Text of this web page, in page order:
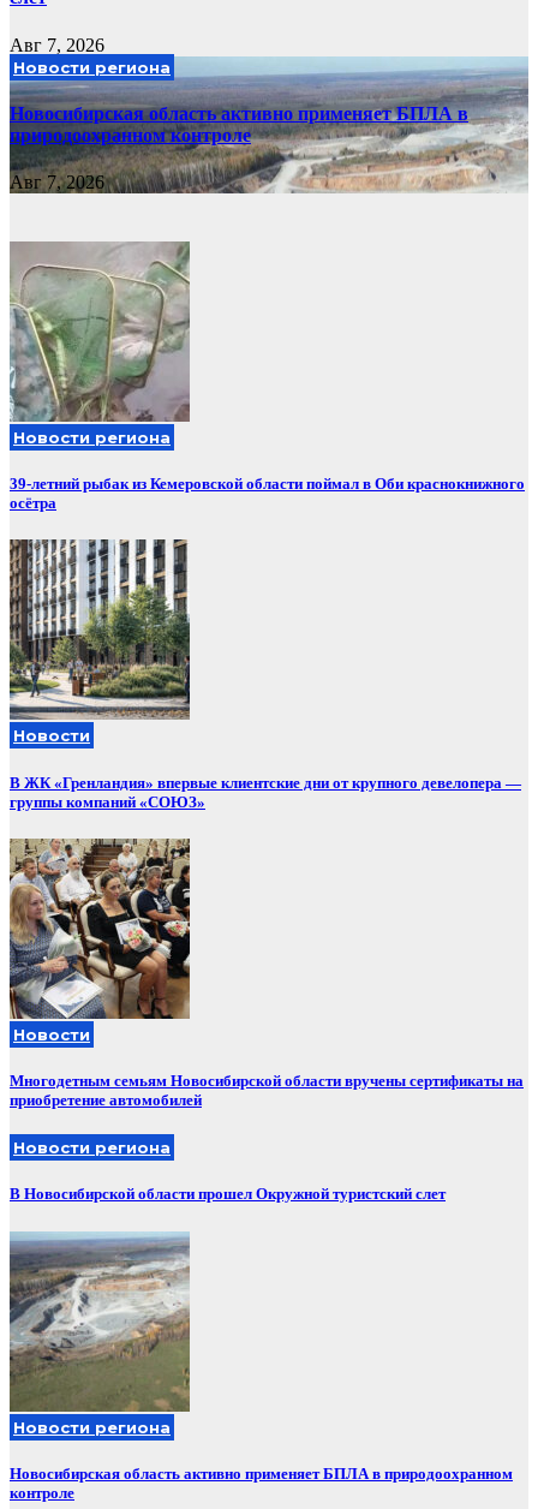
Авг 7, 2026
Новости региона
Новосибирская область активно применяет БПЛА в
природоохранном контроле
Авг 7, 2026
Новости региона
39-летний рыбак из Кемеровской области поймал в Оби краснокнижного
осётра
Новости
В ЖК «Гренландия» впервые клиентские дни от крупного девелопера —
группы компаний «СОЮЗ»
Новости
Многодетным семьям Новосибирской области вручены сертификаты на
приобретение автомобилей
Новости региона
В Новосибирской области прошел Окружной туристский слет
Новости региона
Новосибирская область активно применяет БПЛА в природоохранном
контроле